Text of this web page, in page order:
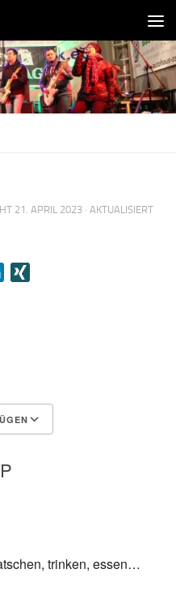
21. APRIL 2023 · AKTUALISIERT
LinkedIn
trinken, essen…